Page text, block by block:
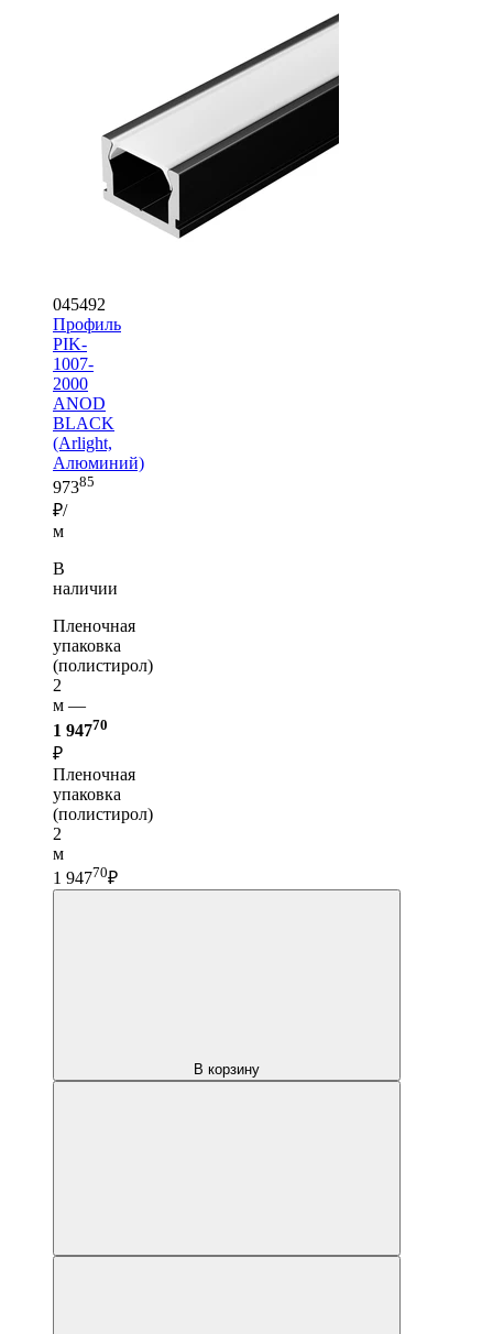
045492
Профиль
PIK-
1007-
2000
ANOD
BLACK
(Arlight,
Алюминий)
97385
₽/
м
В
наличии
Пленочная
упаковка
(полистирол)
2
м —
1 94770
₽
Пленочная
упаковка
(полистирол)
2
м
1 94770₽
В корзину